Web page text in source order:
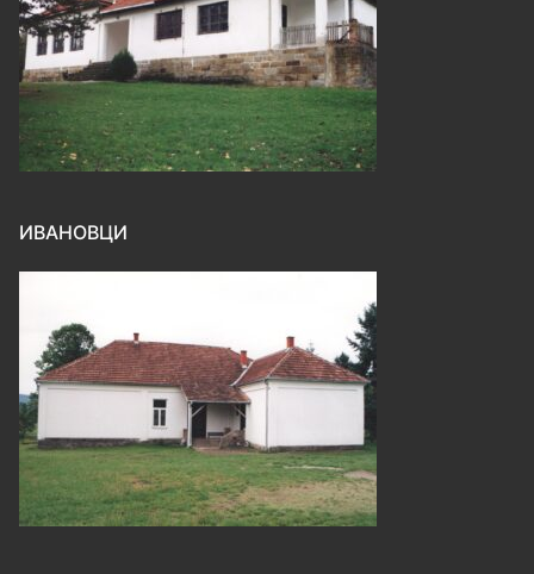
ИВАНОВЦИ